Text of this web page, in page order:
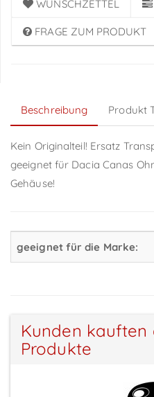
WUNSCHZETTEL
FRAGE ZUM PRODUKT
Beschreibung Produkt
Kein Originalteil! Ersatz
geeignet für Dacia Canas
Gehäuse!
geeignet für die Marke:
Kunden
Produkte